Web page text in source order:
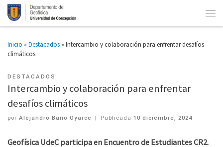
Inicio » Destacados » Intercambio y colaboración para enfrentar desafíos
climáticos
DESTACADOS
Intercambio y colaboración para enfrentar
desafíos climáticos
por Alejandro Baño Oyarce | Publicada10 diciembre, 2024
Geofísica UdeC participa en Encuentro de Estudiantes CR2.